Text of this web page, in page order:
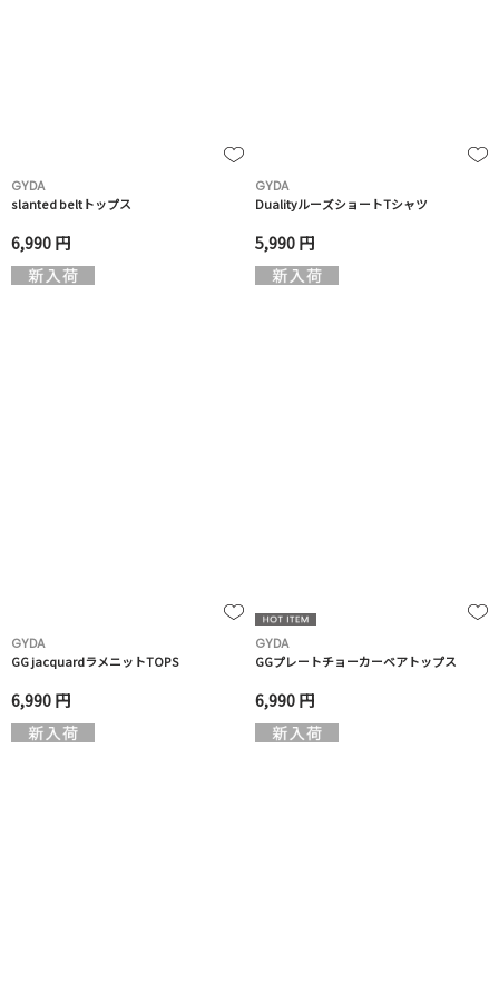
GYDA
slanted beltトップス
6,990 円
GYDA
DualityルーズショートTシャツ
5,990 円
GYDA
GG jacquardラメニットTOPS
6,990 円
GYDA
GGプレートチョーカーベアトップス
6,990 円